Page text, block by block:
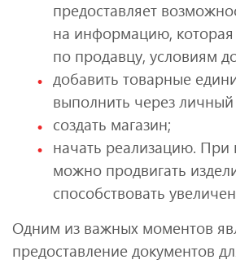
предоставляет
на информацию, которая
по продавцу, условиям
добавить товарные
выполнить через личный
создать магазин;
начать реализацию. При
можно продвигать
способствовать
Одним из важных моментов
предоставление документов